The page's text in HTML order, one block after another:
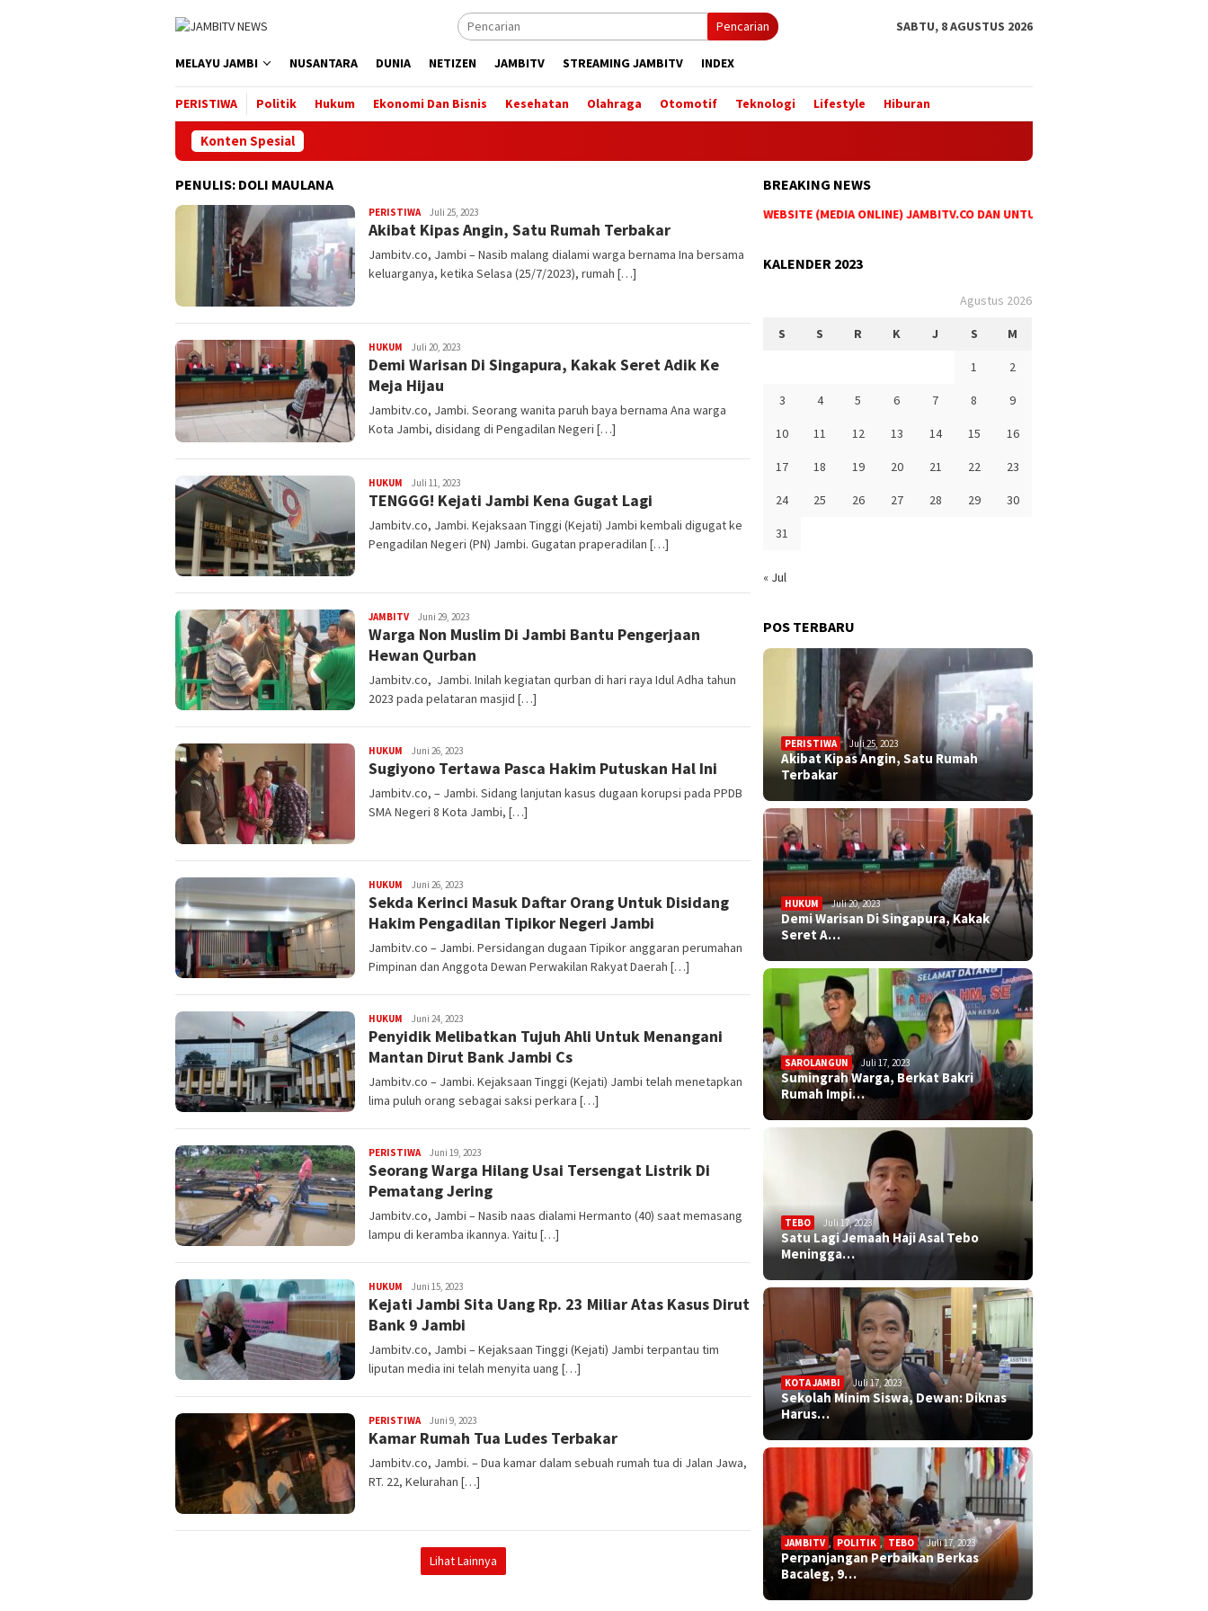
Pencarian SABTU, 8 AGUSTUS 2026
MELAYU JAMBI NUSANTARA DUNIA NETIZEN JAMBITV STREAMING JAMBITV INDEX
PERISTIWA Politik Hukum Ekonomi Dan Bisnis Kesehatan Olahraga Otomotif Teknologi Lifestyle Hiburan
Konten Spesial
PENULIS: DOLI MAULANA
PERISTIWADoli
Maulana
Juli 25, 2023
Akibat Kipas Angin, Satu Rumah Terbakar
Jambitv.co, Jambi – Nasib malang dialami warga bernama Ina bersama
keluarganya, ketika Selasa (25/7/2023), rumah […]
HUKUM Doli
Maulana
Juli 20, 2023
Demi Warisan Di Singapura, Kakak Seret Adik Ke
Meja Hijau
Jambitv.co, Jambi. Seorang wanita paruh baya bernama Ana warga
Kota Jambi, disidang di Pengadilan Negeri […]
HUKUM Doli
Maulana
Juli 11, 2023
TENGGG! Kejati Jambi Kena Gugat Lagi
Jambitv.co, Jambi. Kejaksaan Tinggi (Kejati) Jambi kembali digugat ke
Pengadilan Negeri (PN) Jambi. Gugatan praperadilan […]
JAMBITV Doli
Maulana
Juni 29, 2023
Warga Non Muslim Di Jambi Bantu Pengerjaan
Hewan Qurban
Jambitv.co, Jambi. Inilah kegiatan qurban di hari raya Idul Adha tahun
2023 pada pelataran masjid […]
HUKUM Doli
Maulana
Juni 26, 2023
Sugiyono Tertawa Pasca Hakim Putuskan Hal Ini
Jambitv.co, – Jambi. Sidang lanjutan kasus dugaan korupsi pada PPDB
SMA Negeri 8 Kota Jambi, […]
HUKUM Doli
Maulana
Juni 26, 2023
Sekda Kerinci Masuk Daftar Orang Untuk Disidang
Hakim Pengadilan Tipikor Negeri Jambi
Jambitv.co – Jambi. Persidangan dugaan Tipikor anggaran perumahan
Pimpinan dan Anggota Dewan Perwakilan Rakyat Daerah […]
HUKUM Doli
Maulana
Juni 24, 2023
Penyidik Melibatkan Tujuh Ahli Untuk Menangani
Mantan Dirut Bank Jambi Cs
Jambitv.co – Jambi. Kejaksaan Tinggi (Kejati) Jambi telah menetapkan
lima puluh orang sebagai saksi perkara […]
PERISTIWA Doli
Maulana
Juni 19, 2023
Seorang Warga Hilang Usai Tersengat Listrik Di
Pematang Jering
Jambitv.co, Jambi – Nasib naas dialami Hermanto (40) saat memasang
lampu di keramba ikannya. Yaitu […]
HUKUM Doli
Maulana
Juni 15, 2023
Kejati Jambi Sita Uang Rp. 23 Miliar Atas Kasus Dirut
Bank 9 Jambi
Jambitv.co, Jambi – Kejaksaan Tinggi (Kejati) Jambi terpantau tim
liputan media ini telah menyita uang […]
PERISTIWA Doli
Maulana
Juni 9, 2023
Kamar Rumah Tua Ludes Terbakar
Jambitv.co, Jambi. – Dua kamar dalam sebuah rumah tua di Jalan Jawa,
RT. 22, Kelurahan […]
Lihat Lainnya
BREAKING NEWS
BERITA TERUPDATE HANYA DI WEBSITE (MEDIA ONLINE) JAMBITV.CO DAN UNTUK PEMASANGAN IKLAN
KALENDER 2023
Agustus 2026
S S R K J S M
1 2
3 4 5 6 7 8 9
10 11 12 13 14 15 16
17 18 19 20 21 22 23
24 25 26 27 28 29 30
31
« Jul
POS TERBARU
PERISTIWA Juli 25, 2023
Akibat Kipas Angin, Satu Rumah
Terbakar
HUKUM Juli 20, 2023
Demi Warisan Di Singapura, Kakak
Seret A…
SAROLANGUN Juli 17, 2023
Sumingrah Warga, Berkat Bakri
Rumah Impi…
TEBO Juli 17, 2023
Satu Lagi Jemaah Haji Asal Tebo
Meningga…
KOTA JAMBI Juli 17, 2023
Sekolah Minim Siswa, Dewan: Diknas
Harus…
JAMBITV POLITIK , TEBO Juli 17, 2023
Perpanjangan Perbaikan Berkas
Bacaleg, 9…